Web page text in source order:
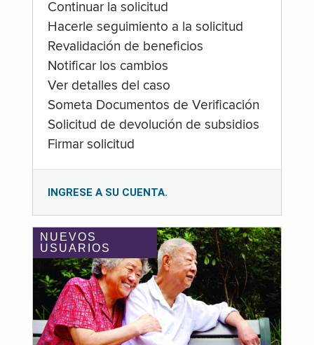
Continuar la solicitud
Hacerle seguimiento a la solicitud
Revalidación de beneficios
Notificar los cambios
Ver detalles del caso
Someta Documentos de Verificación
Solicitud de devolución de subsidios
Firmar solicitud
INGRESE A SU CUENTA.
NUEVOS
USUARIOS